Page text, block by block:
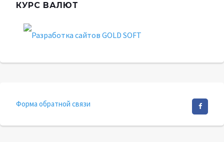
КУРС ВАЛЮТ
Форма обратной связи